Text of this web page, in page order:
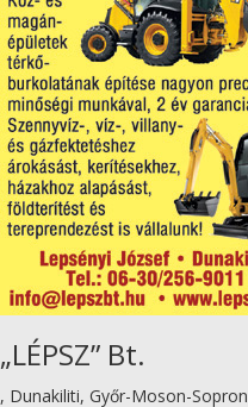
„LÉPSZ” Bt.
, Dunakiliti, Győr-Moson-Sopron